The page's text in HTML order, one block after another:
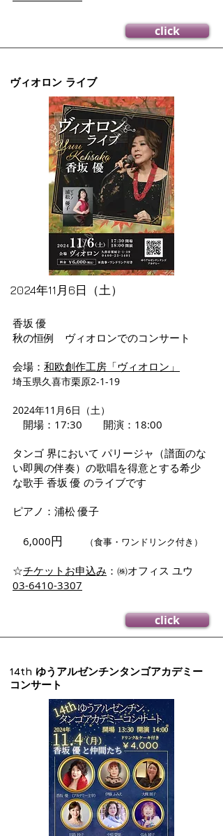
click
ヴィオロン ライブ
2024年11月6日（土）
香坂 優
秋の恒例 ヴィオロンでのコンサート
会場： 和欧創作工房「ヴィオロン」
埼玉県久喜市栗原2-1-19
2024年11月6日（土）
開場：17:30 開演：18:00
タンゴ 界において パリージャ（譜面のな
い即興の伴奏）の歌唱を得意とする希少
な歌手 香坂 優 のライブです
ピアノ：浦松 優子
6,000円 （食事・ワンドリンク付き）
​☆チケットお申込み ：㈱オフィス ユウ
03-6410-3307
click
14th ゆうアルゼンチンタンゴアカデミー
コンサート